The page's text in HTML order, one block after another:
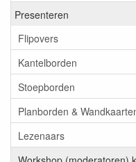
Presenteren
Flipovers
Kantelborden
Stoepborden
Planborden &
Lezenaars